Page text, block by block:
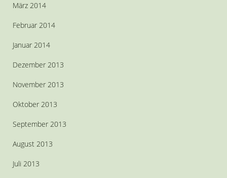
März 2014
Februar 2014
Januar 2014
Dezember 2013
November 2013
Oktober 2013
September 2013
August 2013
Juli 2013